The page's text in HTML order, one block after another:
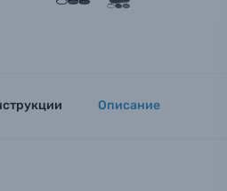
фотоаппаратов
Вами с
Описание